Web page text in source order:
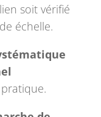
soit vérifié
échelle.